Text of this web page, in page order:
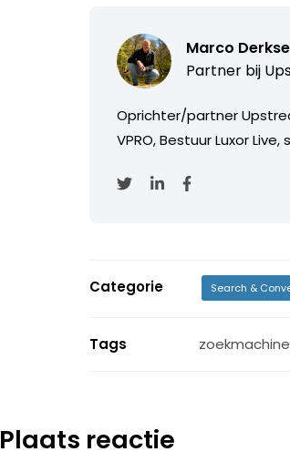
Marco
Partner bij
Oprichter/partner
VPRO, Bestuur Luxor
Categorie Search &
Tags
Plaats reactie